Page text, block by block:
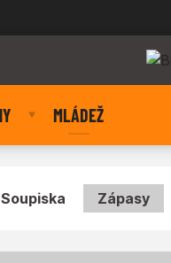
MLÁDEŽ
Soupiska Zápasy